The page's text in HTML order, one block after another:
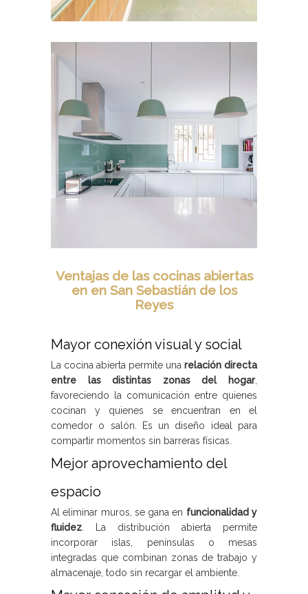
Ventajas de las cocinas abiertas
en en San Sebastián de los
Reyes
Mayor conexión visual y social
La cocina abierta permite una relación directa
entre las distintas zonas del hogar,
favoreciendo la comunicación entre quienes
cocinan y quienes se encuentran en el
comedor o salón. Es un diseño ideal para
compartir momentos sin barreras físicas.
Mejor aprovechamiento del
espacio
Al eliminar muros, se gana en funcionalidad y
fluidez . La distribución abierta permite
incorporar islas, penínsulas o mesas
integradas que combinan zonas de trabajo y
almacenaje, todo sin recargar el ambiente.